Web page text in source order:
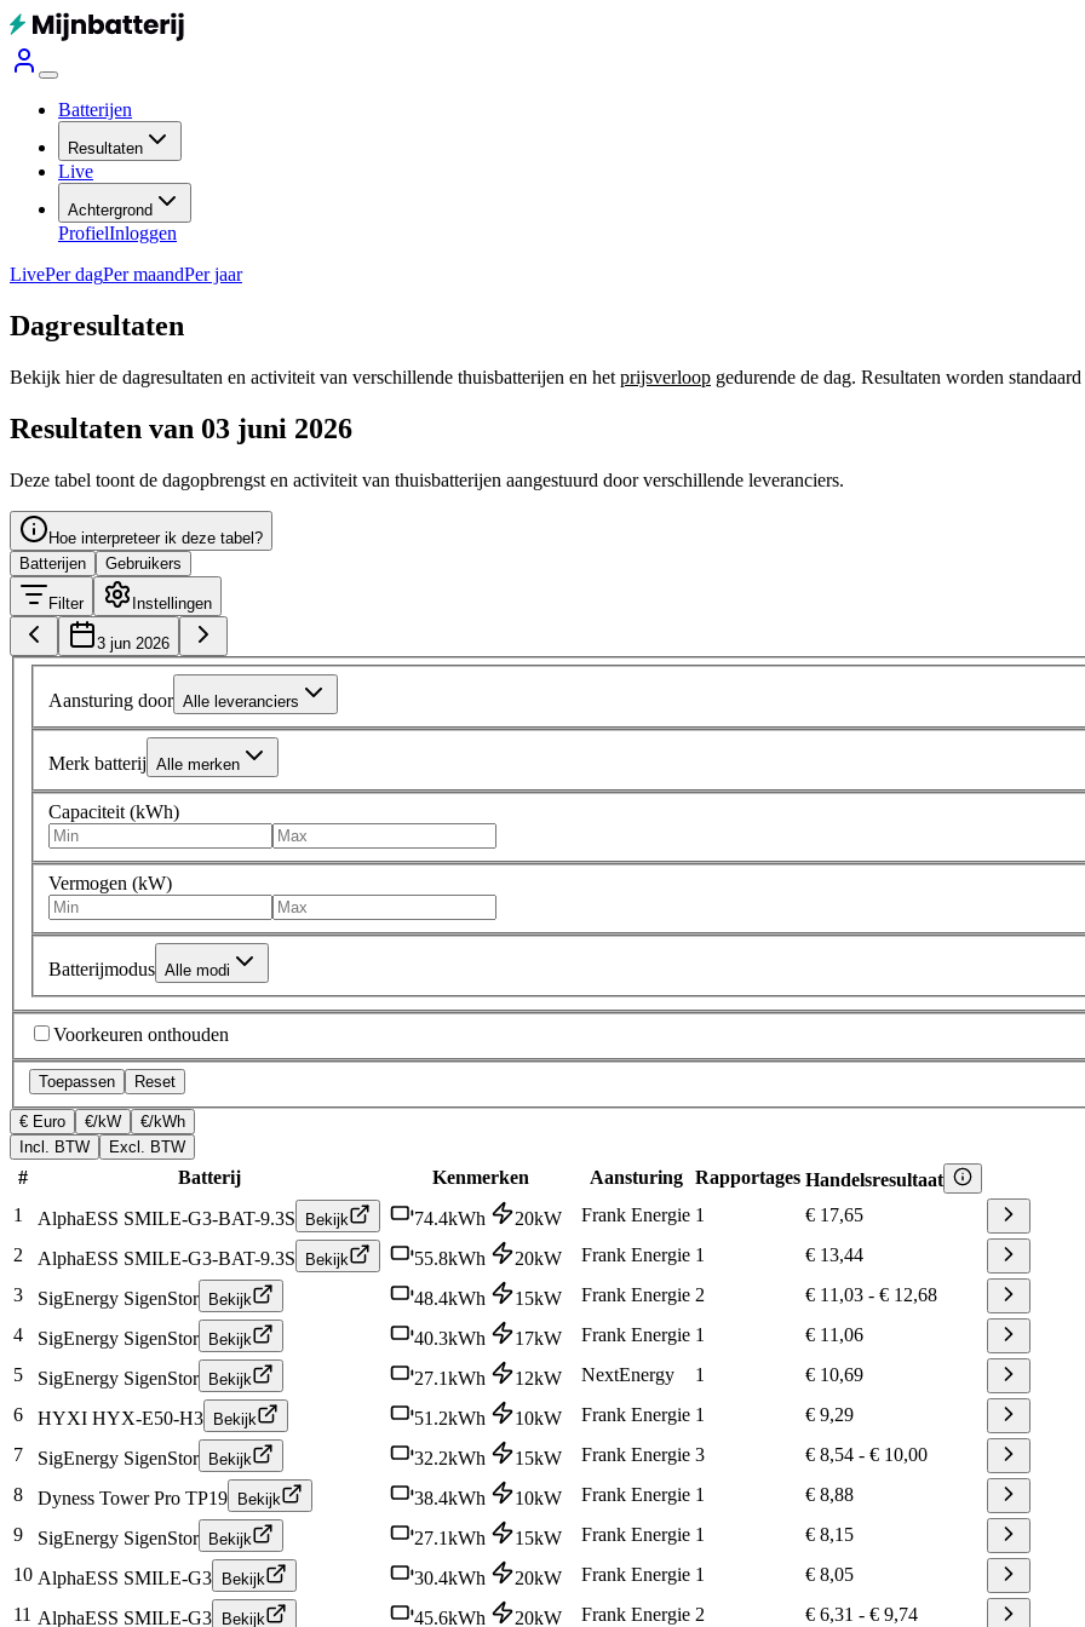
Batterijen
Resultaten
Live
Achtergrond
ProfielInloggen
LivePer dagPer maandPer jaar
Dagresultaten
Bekijk hier de dagresultaten en activiteit van verschillende thuisbatterijen en het prijsverloop gedurende de dag. Resultaten worden
Resultaten van 03 juni 2026
Deze tabel toont de dagopbrengst en activiteit van thuisbatterijen aangestuurd door verschillende leveranciers.
Hoe interpreteer ik deze tabel?
Batterijen
Gebruikers
Filter Instellingen
3 jun 2026
Aansturing door Alle leveranciers
Merk batterij Alle merken
Capaciteit (kWh)
Vermogen (kW)
Batterijmodus Alle modi
Voorkeuren onthouden
Toepassen Reset
€ Euro €/kW
€/kWh
Incl. BTW
Excl. BTW
# Batterij Kenmerken Aansturing Rapportages Handelsresultaat
1
AlphaESS SMILE-G3-BAT-9.3S Bekijk 74.4kWh 20kW Frank Energie 1
€ 17,65
2
AlphaESS SMILE-G3-BAT-9.3S Bekijk 55.8kWh 20kW Frank Energie 1
€ 13,44
3
SigEnergy SigenStor Bekijk 48.4kWh 15kW Frank Energie 2 € 11,03 - € 12,68
4
SigEnergy SigenStor Bekijk 40.3kWh 17kW Frank Energie 1
€ 11,06
5
SigEnergy SigenStor Bekijk 27.1kWh 12kW NextEnergy 1
€ 10,69
6
HYXI HYX-E50-H3 Bekijk 51.2kWh 10kW Frank Energie 1
€ 9,29
7
SigEnergy SigenStor Bekijk 32.2kWh 15kW Frank Energie 3 € 8,54 - € 10,00
8
Dyness Tower Pro TP19 Bekijk 38.4kWh 10kW Frank Energie 1
€ 8,88
9
SigEnergy SigenStor Bekijk 27.1kWh 15kW Frank Energie 1
€ 8,15
10 AlphaESS SMILE-G3 Bekijk 30.4kWh 20kW Frank Energie 1
€ 8,05
11 AlphaESS SMILE-G3 Bekijk 45.6kWh 20kW Frank Energie 2 € 6,31 - € 9,74